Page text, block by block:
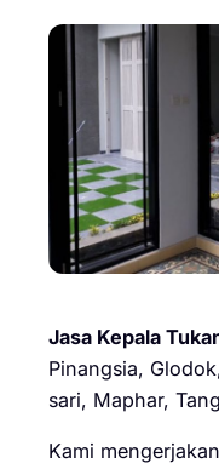
Jasa Kepala
Pinangsia,
sari, Maphar,
Kami